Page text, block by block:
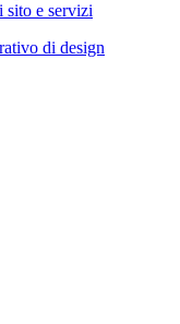
sito e servizi
di design